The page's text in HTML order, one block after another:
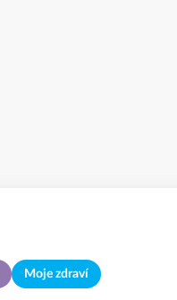
Moje zdraví